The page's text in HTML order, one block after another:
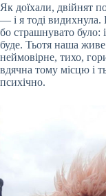
Як доїхали, двійнят
— і я тоді
бо страшнувато було:
буде. Тьотя наша живе
неймовірне, тихо,
вдячна тому місцю і
психічно.